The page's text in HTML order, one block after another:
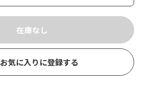
お気に入りに登録する